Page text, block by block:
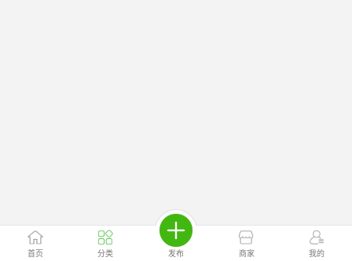
首页 分类 发布 商家 我的